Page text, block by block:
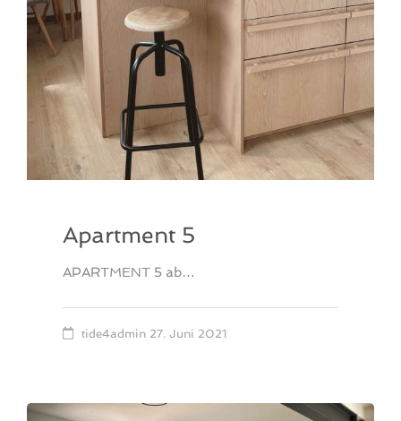
Apartment 5
APARTMENT 5 ab…
tide4admin 27. Juni 2021